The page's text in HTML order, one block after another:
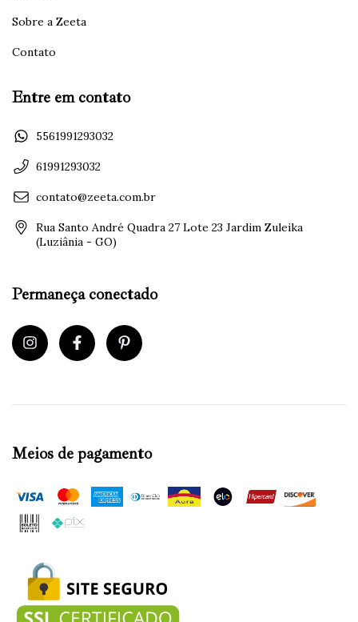
Sobre a Zeeta
Contato
Entre em contato
5561991293032
61991293032
contato@zeeta.com.br
Rua Santo André Quadra 27 Lote 23 Jardim Zuleika
(Luziânia - GO)
Permaneça conectado
Meios de pagamento